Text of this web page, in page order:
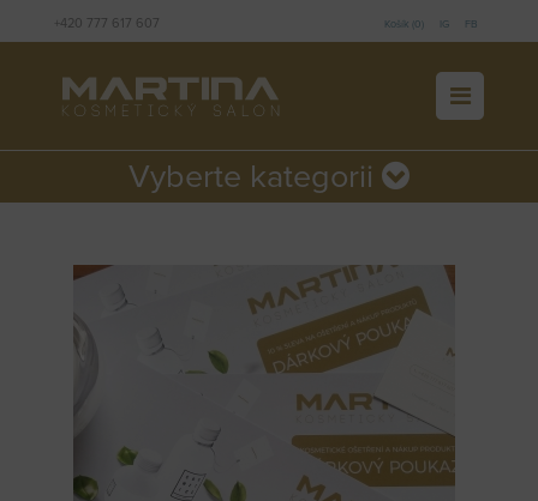
+420 777 617 607 Košík (0) IG FB
Vyberte kategorii